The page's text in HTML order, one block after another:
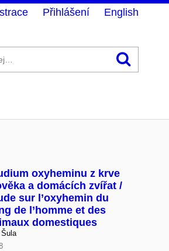
Přihlášení English
oxyheminu z krve
a domácích zvířat /
sur l’oxyhemin du
de l’homme et des
domestiques